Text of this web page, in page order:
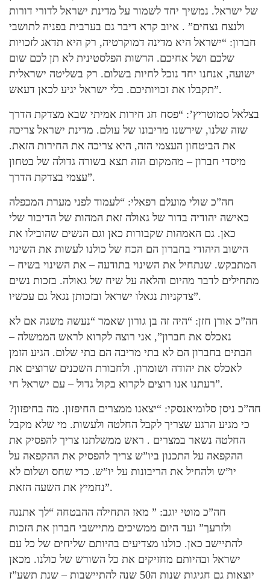
של ישראל. נמשיך יחד לשמור על מדינת ישראל לדורי דורות
ולנצח נצחים” . איוב קרא דיבר גם בערבית בפניה לתושבי
חברון: “ישראל היא מדינה דמוקרטיה, רק היא תדאג לזכויות
שלכם ושל אחיכם. הרשות הפלסטינית לא תן לכם שום
ישועה, אנחנו יחד נוכל לחיות בשלום. רק בשליטה ישראלית
תקבלו את זכויותיכם. בלי ישראל יגיע לכאן דעאש”.
בצלאל סמוטריץ’: “פסח חג חירות אמיתי שבא מצדקת הדרך
שזה שלנו, שירשנו מריבונו של עולם. מדינת ישראל צריכה
את הביטחון העצמי הזה, היא צריכה את החירות הזאת.
מיסדי חברון – מהמקום הזה תצא בשורה גדולה של בטחון
עצמי בצדקת הדרך”.
חה”כ שולי מועלם רפאלי: “לעמוד לפני מערת המכפלה
כאישה יהודיה בדור של גאולה זאת המהות של הדיבור שלי
כאן. גם האמהות שקבורות כאן וגם הנשים שהובילו את
הישוב היהודי בחברון הם הכח של כולנו לעשות את השינוי
המתבקש. שנתחיל את השינוי בתודעה – את השינוי בשיח –
מתחילים לדבר מהיום והלאה על שיח של גאולה. בזכות נשים
צדקניות נגאלו ישראל ובזכותן נגאל גם עכשיו”.
חה”כ אורן חזן: “היה זה בן גורון שאמר “נעשה משגה אם לא
נאכלס את חברון”, אני רוצה לקרוא לראש הממשלה –
הבתים בחברון הם לא בתי מריבה הם בתי שלום. הגיע הזמן
לאכלס את יהודה ושומרון. ולחבורת השכנים שרוצים את
רעתנו אנו רוצים לקרוא בקול גדול – עם ישראל חי”.
חה”כ ניסן סלומיאנסקי: “יצאנו ממצרים החיפזון. מה בחיפזון?
כי מגיע הרגע שצריך לקבל החלטה ולעשות. מי שלא מקבל
החלטה נשאר במצרים . ראש ממשלתנו צריך להפסיק את
ההקפאה על התכנון ביו”ש צריך להפסיק את ההקפאה על
יו”ש ולהחיל את הריבונות על יו”ש. כדי שחס ושלום לא
נחמיץ את השעה הזאת”.
חה”כ מוטי יוגב: ” מאז התחילה ההבטחה “לך אתננה
ולזרעך” ועד היום ממשיכים מתיישבי חברון את הזכות
להתיישב כאן. כולנו מצדיעים בהיותם שליחים של כל עם
ישראל ובהיותם מחזיקים את כל השורש של כולנו. מכאן
יוצאות גם חגיגות שנות ה50 שנה להתיישבות – שנת תשע”ז